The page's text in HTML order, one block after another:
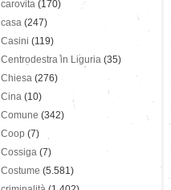
carovita (170)
casa (247)
Casini (119)
Centrodestra in Liguria (35)
Chiesa (276)
Cina (10)
Comune (342)
Coop (7)
Cossiga (7)
Costume (5.581)